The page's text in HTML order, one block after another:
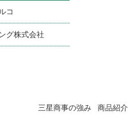
コ
グ株式会社
三星商事の強み 商品紹介